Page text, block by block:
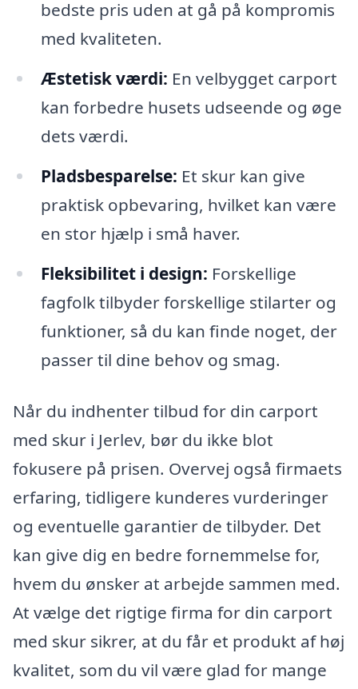
bedste pris uden at gå på kompromis
med kvaliteten.
Æstetisk værdi: En velbygget carport
kan forbedre husets udseende og øge
dets værdi.
Pladsbesparelse: Et skur kan give
praktisk opbevaring, hvilket kan være
en stor hjælp i små haver.
Fleksibilitet i design: Forskellige
fagfolk tilbyder forskellige stilarter og
funktioner, så du kan finde noget, der
passer til dine behov og smag.
Når du indhenter tilbud for din carport
med skur i Jerlev, bør du ikke blot
fokusere på prisen. Overvej også firmaets
erfaring, tidligere kunderes vurderinger
og eventuelle garantier de tilbyder. Det
kan give dig en bedre fornemmelse for,
hvem du ønsker at arbejde sammen med.
At vælge det rigtige firma for din carport
med skur sikrer, at du får et produkt af høj
kvalitet, som du vil være glad for mange